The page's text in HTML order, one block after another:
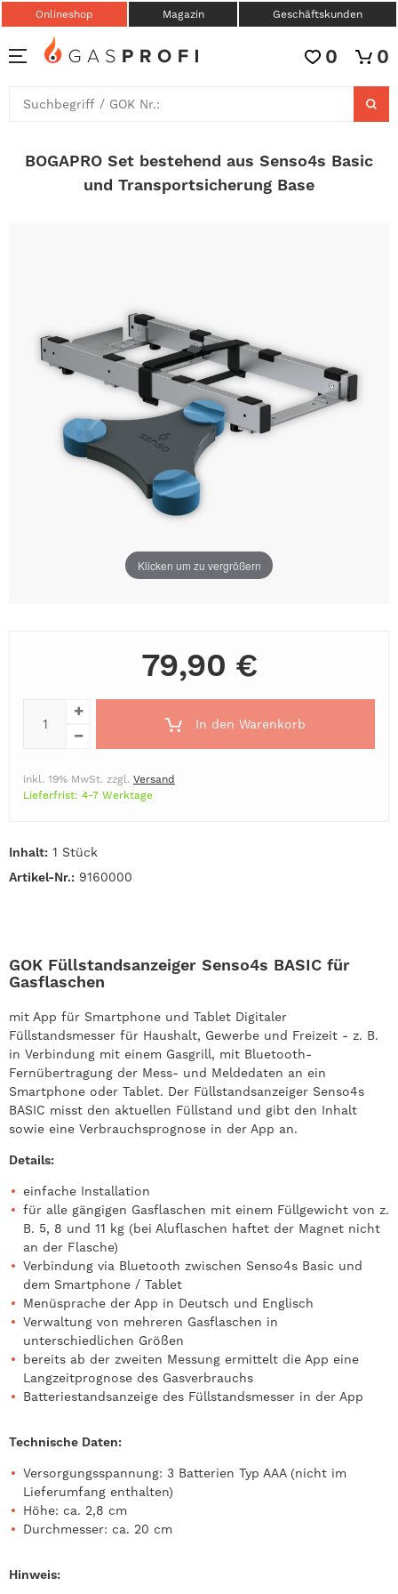
Onlineshop Magazin Geschäftskunden
0 0
BOGAPRO Set bestehend aus Senso4s Basic
und Transportsicherung Base
Klicken um zu vergrößern
Inhalt: 1 Stück
Artikel-Nr.: 9160000
79,90 €
In den Warenkorb
inkl. 19% MwSt. zzgl. Versand
Lieferfrist: 4-7 Werktage
GOK Füllstandsanzeiger Senso4s BASIC für
Gasflaschen
mit App für Smartphone und Tablet Digitaler
Füllstandsmesser für Haushalt, Gewerbe und Freizeit - z. B.
in Verbindung mit einem Gasgrill, mit Bluetooth-
Fernübertragung der Mess- und Meldedaten an ein
Smartphone oder Tablet. Der Füllstandsanzeiger Senso4s
BASIC misst den aktuellen Füllstand und gibt den Inhalt
sowie eine Verbrauchsprognose in der App an.
Details:
einfache Installation
für alle gängigen Gasflaschen mit einem Füllgewicht von z.
B. 5, 8 und 11 kg (bei Aluflaschen haftet der Magnet nicht
an der Flasche)
Verbindung via Bluetooth zwischen Senso4s Basic und
dem Smartphone / Tablet
Menüsprache der App in Deutsch und Englisch
Verwaltung von mehreren Gasflaschen in
unterschiedlichen Größen
bereits ab der zweiten Messung ermittelt die App eine
Langzeitprognose des Gasverbrauchs
Batteriestandsanzeige des Füllstandsmesser in der App
Technische Daten:
Versorgungsspannung: 3 Batterien Typ AAA (nicht im
Lieferumfang enthalten)
Höhe: ca. 2,8 cm
Durchmesser: ca. 20 cm
Hinweis: